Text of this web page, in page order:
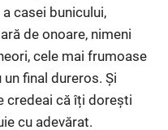
casei bunicului,
de onoare, nimeni
cele mai frumoase
final dureros. Și
credeai că îți dorești
cu adevărat.